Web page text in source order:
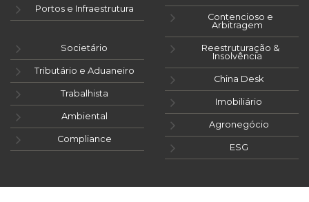
Portos e Infraestrutura
Contencioso e
Arbitragem
Societário
Tributário e Aduaneiro
Trabalhista
Ambiental
Compliance
Reestruturação &
Insolvência
China Desk
Imobiliário
Agronegócio
ESG